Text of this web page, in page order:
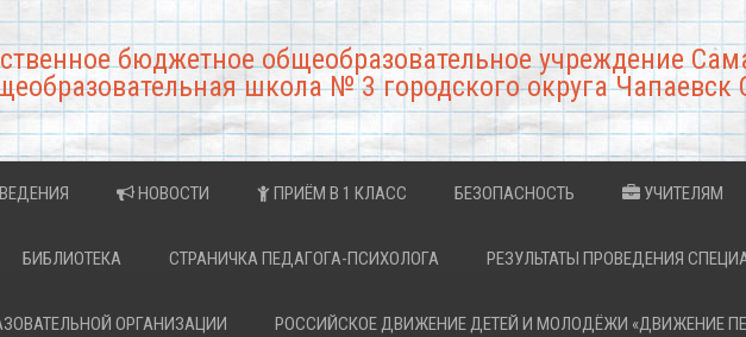
бюджетное общеобразовательное учреждение
школа № 3 городского округа Чапаевск
НОВОСТИ ПРИЁМ В 1 КЛАСС БЕЗОПАСНОСТЬ УЧИТЕЛЯМ
БИБЛИОТЕКА СТРАНИЧКА ПЕДАГОГА-ПСИХОЛОГА РЕЗУЛЬТАТЫ ПРОВЕДЕНИЯ
ОРГАНИЗАЦИИ РОССИЙСКОЕ ДВИЖЕНИЕ ДЕТЕЙ И МОЛОДЁЖИ «ДВИЖЕНИЕ